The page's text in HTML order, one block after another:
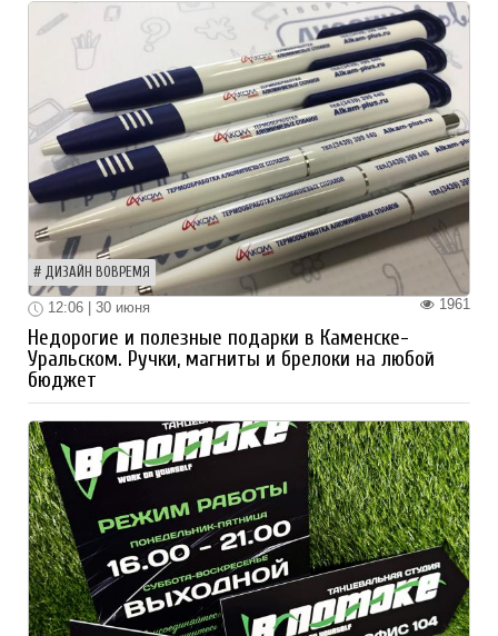
ДИЗАЙН ВОВРЕМЯ
1961
12:06 | 30 июня
Недорогие и полезные подарки в Каменске-
Уральском. Ручки, магниты и брелоки на любой
бюджет